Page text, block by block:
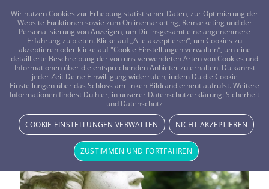
FRAGEN? KOSTENLOS ANRUFEN: 0800-8478266
Alekto
Wir nutzen Cookies zur Erhebung statistischer Daten, zur Optimierung der
Website-Funktionen sowie zum Onlinemarketing, Remarketing und der
Personalisierung von Anzeigen, um Dir insgesamt eine angenehmere
Erfahrung zu bieten. Klicke auf „Alle akzeptieren“, um Cookies zu
akzeptieren oder klicke auf "Cookie Einstellungen verwalten“, um eine
detaillierte Beschreibung der von uns verwendeten Arten von Cookies und
Informationen über die entsprechenden Anbieter zu erhalten. Du kannst
jeder Zeit Deine Einwilligung widerrufen, indem Du die Cookie
Einstellungen über das Schloss am linken Bildrand erneut aufrufst. Weitere
Informationen findest Du hier, in unserer Datenschutzerklärung: Sicherheit
und Datenschutz
COOKIE EINSTELLUNGEN VERWALTEN NICHT AKZEPTIEREN
ZUSTIMMEN UND FORTFAHREN